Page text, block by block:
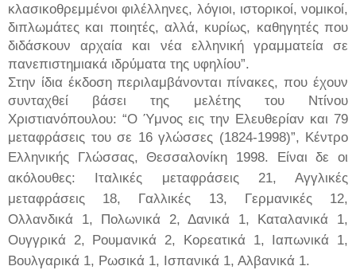
κλασικοθρεμμένοι φιλέλληνες, λόγιοι, ιστορικοί, νομικοί,
διπλωμάτες και ποιητές, αλλά, κυρίως, καθηγητές που
διδάσκουν αρχαία και νέα ελληνική γραμματεία σε
πανεπιστημιακά ιδρύματα της υφηλίου”.
Στην ίδια έκδοση περιλαμβάνονται πίνακες, που έχουν
συνταχθεί βάσει της μελέτης του Ντίνου
Χριστιανόπουλου: “Ο Ύμνος εις την Ελευθερίαν και 79
μεταφράσεις του σε 16 γλώσσες (1824-1998)”, Κέντρο
Ελληνικής Γλώσσας, Θεσσαλονίκη 1998. Είναι δε οι
ακόλουθες: Ιταλικές μεταφράσεις 21, Αγγλικές
μεταφράσεις 18, Γαλλικές 13, Γερμανικές 12,
Ολλανδικά 1, Πολωνικά 2, Δανικά 1, Καταλανικά 1,
Ουγγρικά 2, Ρουμανικά 2, Κορεατικά 1, Ιαπωνικά 1,
Βουλγαρικά 1, Ρωσικά 1, Ισπανικά 1, Αλβανικά 1.